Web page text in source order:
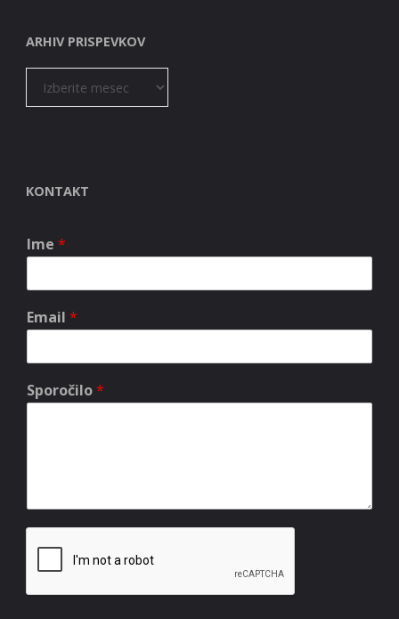
ARHIV PRISPEVKOV
KONTAKT
Ime *
Email *
Sporočilo*